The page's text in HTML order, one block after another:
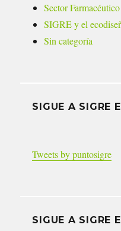
Sector Farmacéutico
SIGRE y el
Sin categoría
SIGUE A SIGRE
Tweets by puntosigre
SIGUE A SIGRE